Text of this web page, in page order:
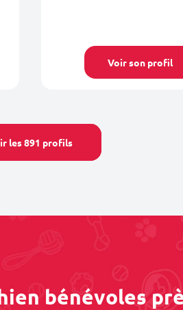
Voir son profil
les 891 profils
bénévoles